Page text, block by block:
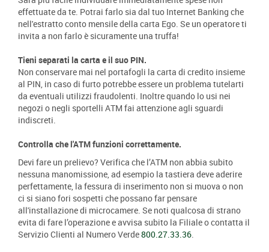
effettuate da te. Potrai farlo sia dal tuo Internet Banking che
nell'estratto conto mensile della carta Ego. Se un operatore ti
invita a non farlo è sicuramente una truffa!
Tieni separati la carta e il suo PIN.
Non conservare mai nel portafogli la carta di credito insieme
al PIN, in caso di furto potrebbe essere un problema tutelarti
da eventuali utilizzi fraudolenti. Inoltre quando lo usi nei
negozi o negli sportelli ATM fai attenzione agli sguardi
indiscreti.
Controlla che l'ATM funzioni correttamente.
Devi fare un prelievo? Verifica che l’ATM non abbia subito
nessuna manomissione, ad esempio la tastiera deve aderire
perfettamente, la fessura di inserimento non si muova o non
ci si siano fori sospetti che possano far pensare
all'installazione di microcamere. Se noti qualcosa di strano
evita di fare l’operazione e avvisa subito la Filiale o contatta il
Servizio Clienti al Numero Verde800.27.33.36.